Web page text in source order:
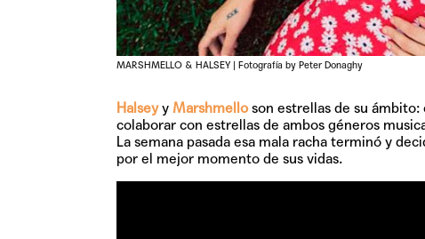
MARSHMELLO & HALSEY | Fotografía by Peter Donaghy
Halseyy Marshmelloson estrellas de su ámbito:
colaborar con estrellas de ambos géneros
La semana pasada esa mala racha terminó y
por el mejor momento de sus vidas.